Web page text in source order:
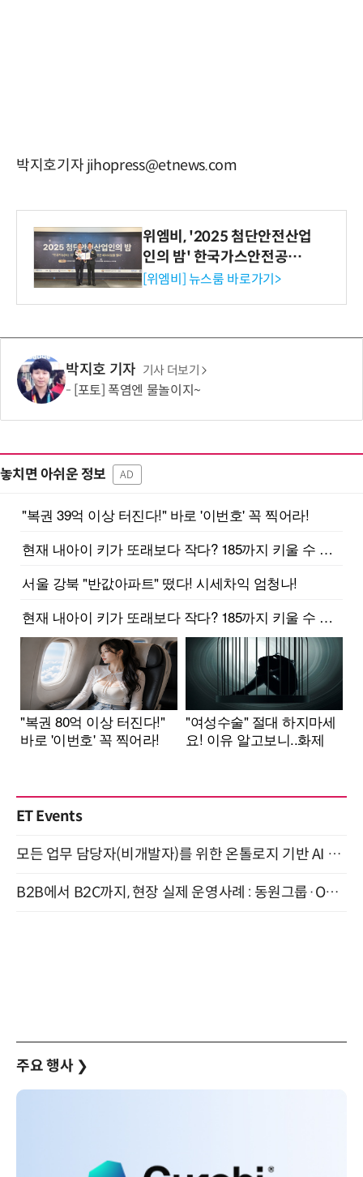
박지호기자 jihopress@etnews.com
위엠비, '2025 첨단안전산업
인의 밤' 한국가스안전공사
사장상 수상
[위엠비] 뉴스룸 바로가기>
박지호 기자 기사 더보기
[포토] 폭염엔 물놀이지~
놓치면 아쉬운 정보 AD
ET Events
모든 업무 담당자(비개발자)를 위한 온톨로지 기반 AI 지식체계 설계 1-day 워크숍 8월 20일 개최
B2B에서 B2C까지, 현장 실제 운영사례 : 동원그룹·OCI·다이닝브랜즈그룹·당근 (8/27)
주요 행사 ❯